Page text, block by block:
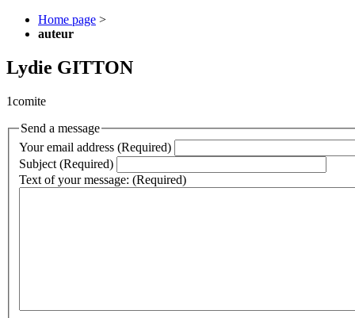
Home page >
auteur
Lydie GITTON
1comite
Send a message
Your email address (Required)
Subject (Required)
Text of your message: (Required)